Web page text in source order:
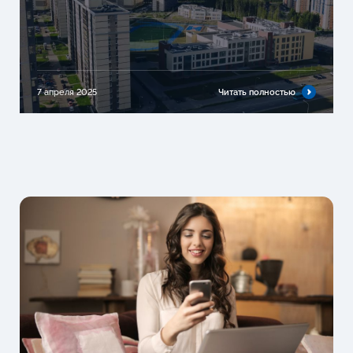
7 апреля 2025 Читать полностью